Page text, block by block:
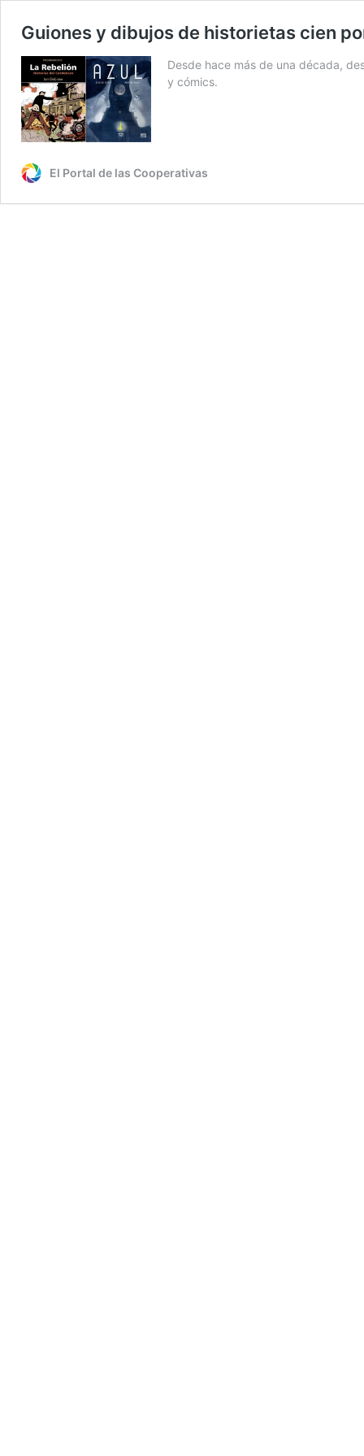
Guiones y dibujos de historietas cien
Desde hace más de una década,
y cómics.
El Portal de las Cooperativas